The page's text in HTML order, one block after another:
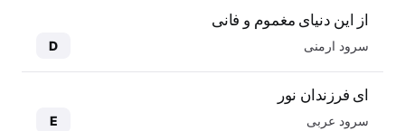
از این دنیای مغموم و فانی
سرود ارمنی D
ای فرزندان نور
سرود عربی E